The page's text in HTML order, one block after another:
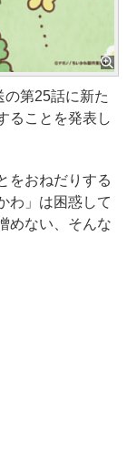
第25話に新た
ることを発表し
をおねだりする
わ」は困惑して
めない、そんな